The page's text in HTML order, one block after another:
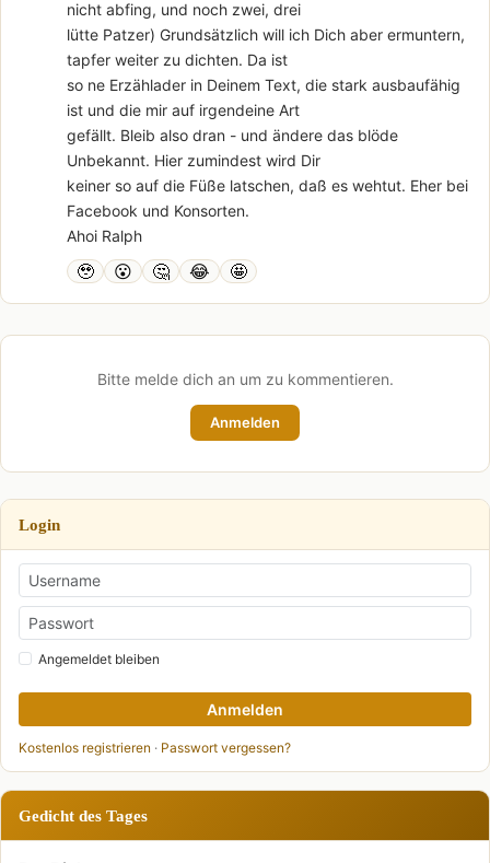
nicht abfing, und noch zwei, drei
lütte Patzer) Grundsätzlich will ich Dich aber ermuntern,
tapfer weiter zu dichten. Da ist
so ne Erzählader in Deinem Text, die stark ausbaufähig
ist und die mir auf irgendeine Art
gefällt. Bleib also dran - und ändere das blöde
Unbekannt. Hier zumindest wird Dir
keiner so auf die Füße latschen, daß es wehtut. Eher bei
Facebook und Konsorten.
Ahoi Ralph
🥹 😮 🤔 😂 🤩
Bitte melde dich an um zu kommentieren.
Anmelden
Login
Angemeldet bleiben
Anmelden
Kostenlos registrieren · Passwort vergessen?
Gedicht des Tages